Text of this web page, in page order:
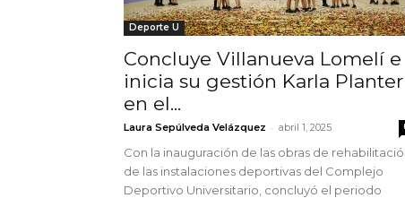
Deporte U
Concluye Villanueva Lomelí e
inicia su gestión Karla Planter
en el...
Laura Sepúlveda Velázquez - abril 1, 2025
Con la inauguración de las obras de
de las instalaciones deportivas del Complejo
Deportivo Universitario, concluyó el periodo